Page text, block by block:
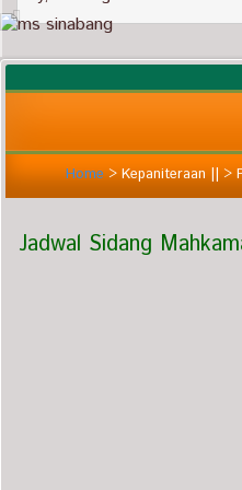
Home>Kepaniteraan ||>
Jadwal Sidang